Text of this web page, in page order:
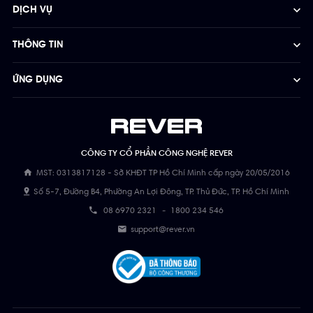
CÔNG TY CỔ PHẦN CÔNG NGHỆ REVER
MST: 0313817128 - Sở KHĐT TP Hồ Chí Minh cấp ngày 20/05/2016
Số 5-7, Đường B4, Phường An Lợi Đông, TP. Thủ Đức, TP. Hồ Chí Minh
08 6970 2321 - 1800 234 546
support@rever.vn
DỊCH VỤ
THÔNG TIN
ỨNG DỤNG